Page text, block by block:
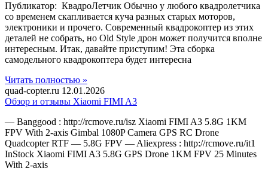
Публикатор: КвадроЛетчик Обычно у любого квадролетчика
со временем скапливается куча разных старых моторов,
электроники и прочего. Современный квадрокоптер из этих
деталей не собрать, но Old Style дрон может получится вполне
интересным. Итак, давайте приступим! Эта сборка
самодельного квадрокоптера будет интересна
Читать полностью »
quad-copter.ru 12.01.2026
Обзор и отзывы Xiaomi FIMI A3
— Banggood : http://rcmove.ru/isz Xiaomi FIMI A3 5.8G 1KM
FPV With 2-axis Gimbal 1080P Camera GPS RC Drone
Quadcopter RTF — 5.8G FPV — Aliexpress : http://rcmove.ru/it1
InStock Xiaomi FIMI A3 5.8G GPS Drone 1KM FPV 25 Minutes
With 2-axis